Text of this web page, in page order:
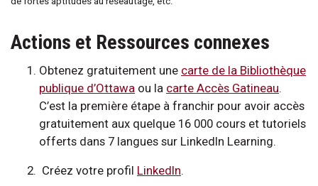
Actions et Ressources connexes
Obtenez gratuitement une carte de la Bibliothèque
publique d’Ottawa ou la carte Accès Gatineau.
C’est la première étape à franchir pour avoir accès
gratuitement aux quelque 16 000 cours et tutoriels
offerts dans 7 langues sur LinkedIn Learning.
Créez votre profil LinkedIn.